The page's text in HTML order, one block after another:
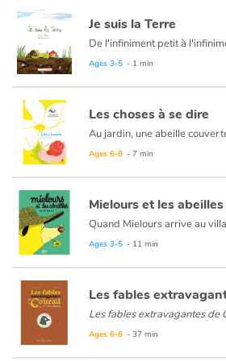
Je suis la Terre
Ages 3-5 - 1 min
Les choses à se dire
Ages 6-8 - 7 min
Mielours et les abeilles
Ages 3-5 - 11 min
Les fables extravagantes de
Ages 6-8 - 37 min